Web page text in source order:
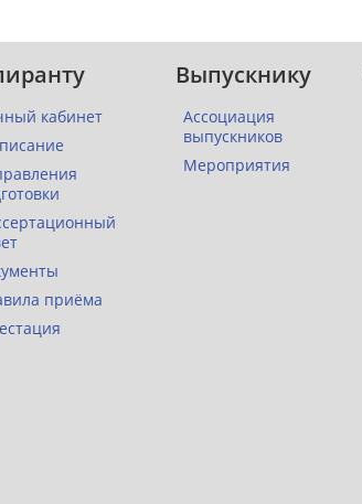
кабинет
приёма
Выпускнику
Ассоциация
выпускников
Мероприятия